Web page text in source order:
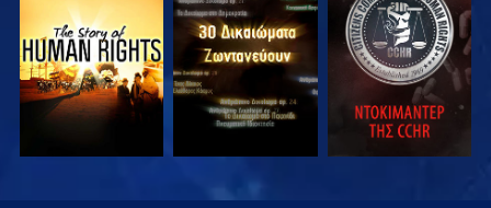
ΠΑΡΑΚΟΛΟΥΘΗΣΤΕ ΠΑΡΑΚΟΛΟΥΘΗΣΤΕ ΠΑΡΑΚΟΛΟΥΘΗΣΤΕ